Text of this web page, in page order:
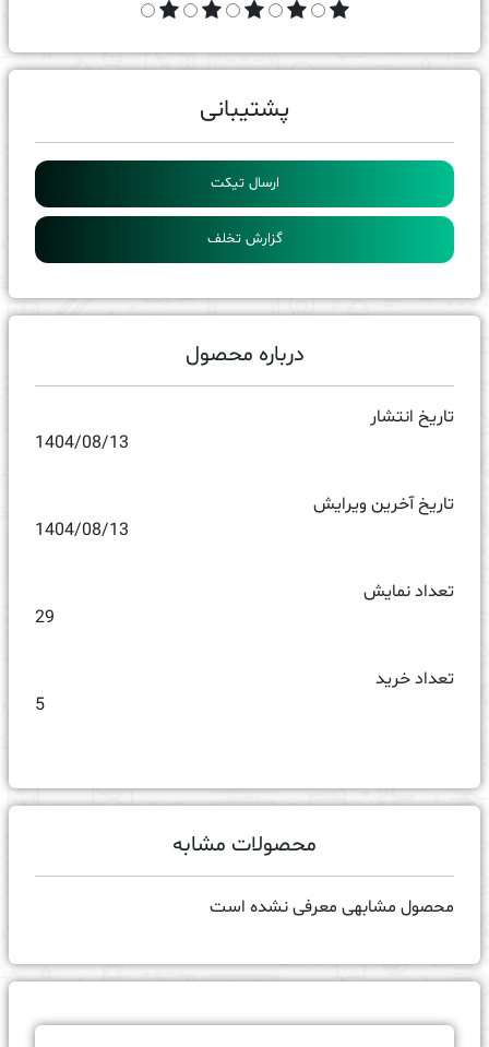
پشتیبانی
ارسال تیکت
گزارش تخلف
درباره محصول
تاریخ انتشار
1404/08/13
تاریخ آخرین ویرایش
1404/08/13
تعداد نمایش
29
تعداد خرید
5
محصولات مشابه
محصول مشابهی معرفی نشده است